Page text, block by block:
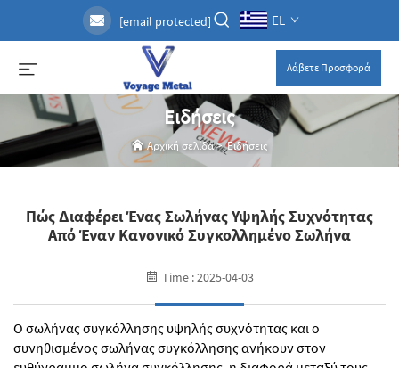
[email protected] EL
Λάβετε Προσφορά
Ειδήσεις
Αρχική σελίδα>Ειδήσεις
Πώς Διαφέρει Ένας Σωλήνας Υψηλής Συχνότητας
Από Έναν Κανονικό Συγκολλημένο Σωλήνα
Time : 2025-04-03
Ο σωλήνας συγκόλλησης υψηλής συχνότητας και ο
συνηθισμένος σωλήνας συγκόλλησης ανήκουν στον